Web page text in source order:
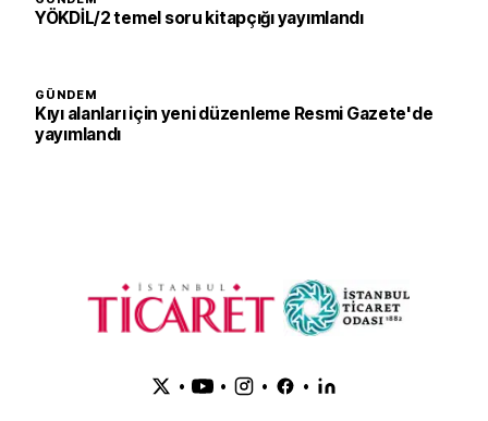
YÖKDİL/2 temel soru kitapçığı yayımlandı
GÜNDEM
Kıyı alanları için yeni düzenleme Resmi Gazete'de
yayımlandı
• • • •